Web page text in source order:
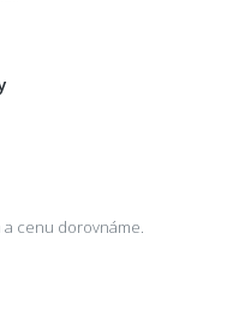
a cenu dorovnáme.